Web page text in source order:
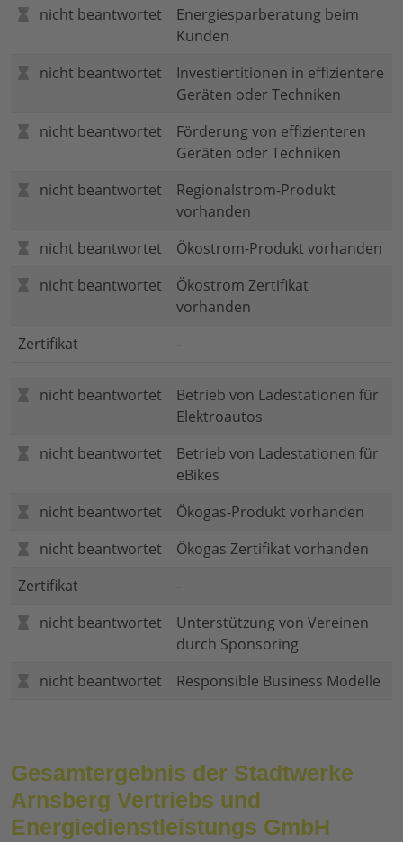
nicht beantwortet
Energiesparberatung beim
Kunden
nicht beantwortet
Investiertitionen in effizientere
Geräten oder Techniken
nicht beantwortet
Förderung von effizienteren
Geräten oder Techniken
nicht beantwortet
Regionalstrom-Produkt
vorhanden
nicht beantwortet
Ökostrom-Produkt vorhanden
nicht beantwortet
Ökostrom Zertifikat
vorhanden
Zertifikat
-
nicht beantwortet
Betrieb von Ladestationen für
Elektroautos
nicht beantwortet
Betrieb von Ladestationen für
eBikes
nicht beantwortet
Ökogas-Produkt vorhanden
nicht beantwortet
Ökogas Zertifikat vorhanden
Zertifikat
-
nicht beantwortet
Unterstützung von Vereinen
durch Sponsoring
nicht beantwortet
Responsible Business Modelle
Gesamtergebnis der Stadtwerke
Arnsberg Vertriebs und
Energiedienstleistungs GmbH